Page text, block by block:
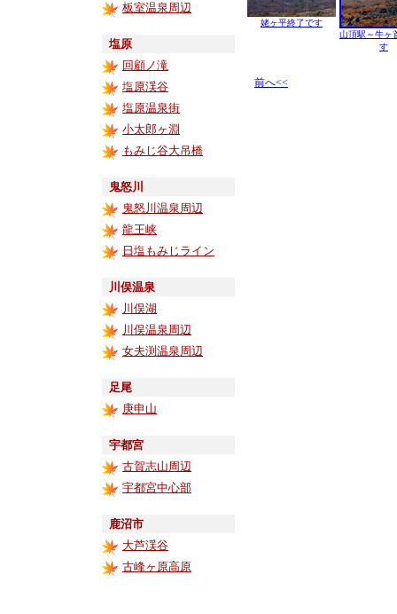
板室温泉周辺
塩原
回顧ノ滝
塩原渓谷
塩原温泉街
小太郎ヶ淵
もみじ谷大吊橋
鬼怒川
鬼怒川温泉周辺
龍王峡
日塩もみじライン
川俣温泉
川俣湖
川俣温泉周辺
女夫渕温泉周辺
足尾
庚申山
宇都宮
古賀志山周辺
宇都宮中心部
鹿沼市
大芦渓谷
古峰ヶ原高原
姥ヶ平終了です
山頂駅～牛ヶ
す
前へ<<